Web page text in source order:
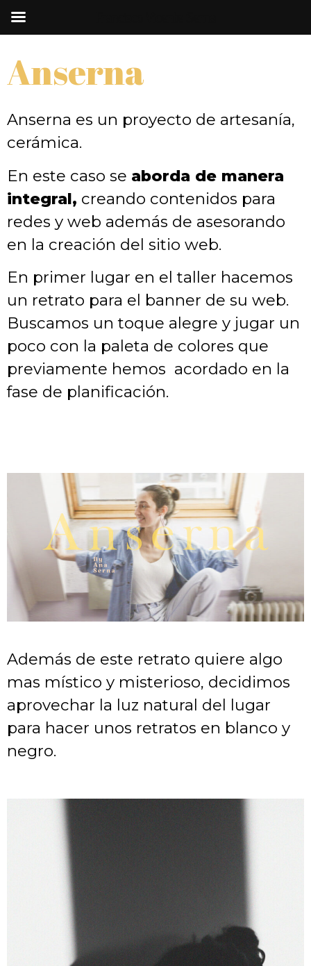
Anserna
Anserna es un proyecto de artesanía,
cerámica.
En este caso se aborda de manera
integral, creando contenidos para
redes y web además de asesorando
en la creación del sitio web.
En primer lugar en el taller hacemos
un retrato para el banner de su web.
Buscamos un toque alegre y jugar un
poco con la paleta de colores que
previamente hemos acordado en la
fase de planificación.
Además de este retrato quiere algo
mas místico y misterioso, decidimos
aprovechar la luz natural del lugar
para hacer unos retratos en blanco y
negro.